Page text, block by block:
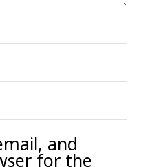
and
for the